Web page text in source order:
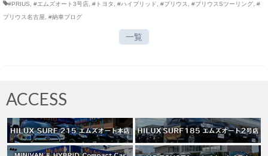
#PRIUS #エムズオート3号店 #トヨタ #ハイブリッド #プリウス #プリウスSツーリング #
プリウス名古屋
#納車ブログ
一覧
ACCESS